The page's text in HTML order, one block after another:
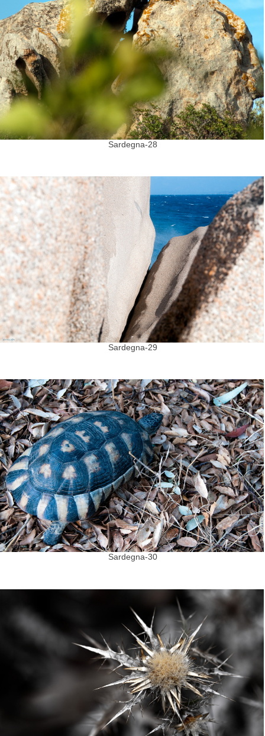
Sardegna-28
Sardegna-29
Sardegna-30